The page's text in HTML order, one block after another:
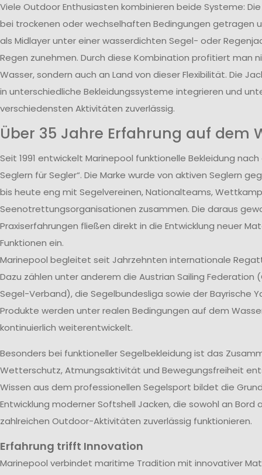
Viele Outdoor Enthusiasten kombinieren beide Systeme:
bei trockenen oder wechselhaften Bedingungen getragen
als Midlayer unter einer wasserdichten Segel- oder
Regen zunehmen. Durch diese Kombination profitiert man
Wasser, sondern auch an Land von dieser Flexibilität. Die
in unterschiedliche Bekleidungssysteme integrieren und
verschiedensten Aktivitäten zuverlässig.
Über 35 Jahre Erfahrung auf dem
Seit 1991 entwickelt Marinepool funktionelle Bekleidung nach
Seglern für Segler“. Die Marke wurde von aktiven Seglern
bis heute eng mit Segelvereinen, Nationalteams,
Seenotrettungsorganisationen zusammen. Die daraus
Praxiserfahrungen fließen direkt in die Entwicklung neuer
Funktionen ein.
Marinepool begleitet seit Jahrzehnten internationale
Dazu zählen unter anderem die Austrian Sailing Federation
Segel-Verband), die Segelbundesliga sowie der Bayrische
Produkte werden unter realen Bedingungen auf dem
kontinuierlich weiterentwickelt.
Besonders bei funktioneller Segelbekleidung ist das
Wetterschutz, Atmungsaktivität und Bewegungsfreiheit
Wissen aus dem professionellen Segelsport bildet die
Entwicklung moderner Softshell Jacken, die sowohl an Bord
zahlreichen Outdoor-Aktivitäten zuverlässig funktionieren.
Erfahrung trifft Innovation
Marinepool verbindet maritime Tradition mit innovativer